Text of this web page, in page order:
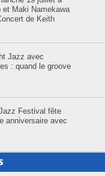
et Maki Namekawa
de Keith
Jazz avec
: quand le groove
Festival fête
anniversaire avec